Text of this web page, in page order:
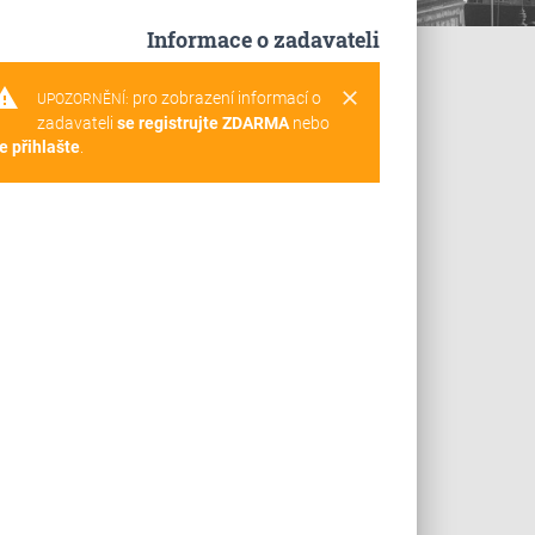
Informace o zadavateli
clear
UPOZORNĚNÍ: pro zobrazení informací o
zadavateli se registrujte ZDARMAnebo
přihlašte.